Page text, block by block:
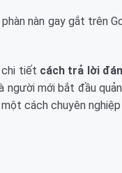
nàn gay gắt trên
chi tiết cách trả lời
mới bắt đầu
cách chuyên nghiệp